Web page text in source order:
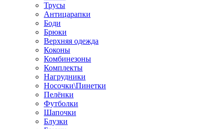
Трусы
Антицарапки
Боди
Брюки
Верхняя одежда
Коконы
Комбинезоны
Комплекты
Нагрудники
Носочки\Пинетки
Пелёнки
Футболки
Шапочки
Блузки